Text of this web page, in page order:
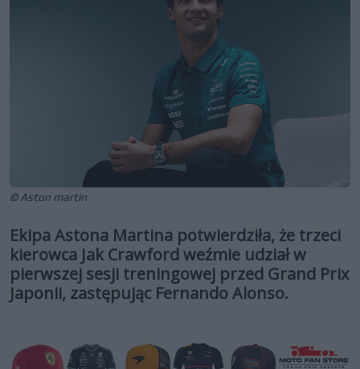
© Aston martin
Ekipa Astona Martina potwierdziła, że trzeci
kierowca Jak Crawford weźmie udział w
pierwszej sesji treningowej przed Grand Prix
Japonii, zastępując Fernando Alonso.